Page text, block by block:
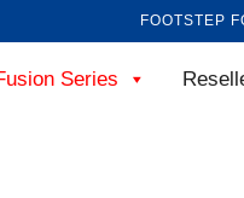
FOOTSTEP
Series